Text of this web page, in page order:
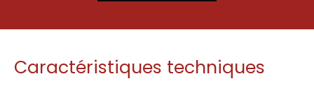
Caractéristiques techniques